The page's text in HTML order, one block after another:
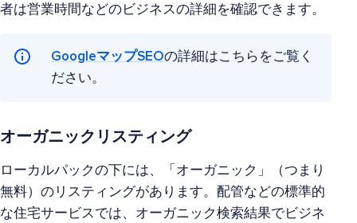
者は営業時間などのビジネスの詳細を確認できます。
GoogleマップSEOの詳細はこちらをご覧く
ださい。
オーガニックリスティング
ローカルパックの下には、「オーガニック」（つまり
無料）のリスティングがあります。配管などの標準的
な住宅サービスでは、オーガニック検索結果でビジネ